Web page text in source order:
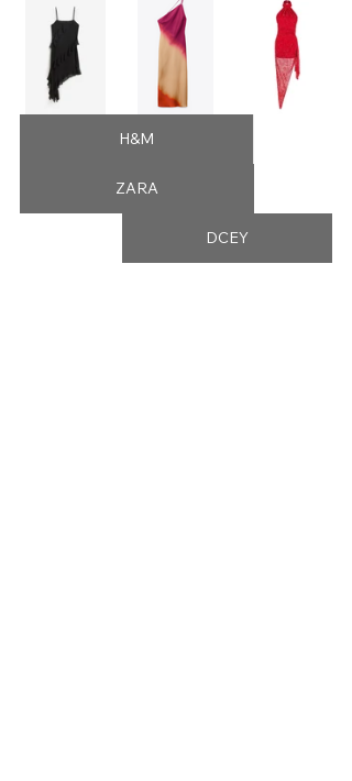
H&M
ZARA
DCEY